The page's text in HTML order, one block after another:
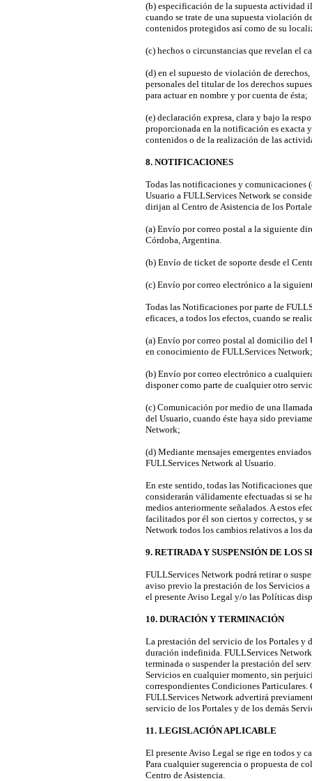
(b) especificación de la supuesta actividad
cuando se trate de una supuesta violación
contenidos protegidos así como de su
(c) hechos o circunstancias que revelan el
(d) en el supuesto de violación de
personales del titular de los derechos
para actuar en nombre y por cuenta de ésta;
(e) declaración expresa, clara y bajo la
proporcionada en la notificación es
contenidos o de la realización de las
8. NOTIFICACIONES
Todas las notificaciones y comunicaciones
Usuario a FULLServices Network se
dirijan al Centro de Asistencia de los
(a) Envío por correo postal a la siguiente
Córdoba, Argentina.
(b) Envío de ticket de soporte desde el
(c) Envío por correo electrónico a la
Todas las Notificaciones por parte de
eficaces, a todos los efectos, cuando se
(a) Envío por correo postal al domicilio del
en conocimiento de FULLServices Network;
(b) Envío por correo electrónico a
disponer como parte de cualquier otro
(c) Comunicación por medio de una
del Usuario, cuando éste haya sido
Network;
(d) Mediante mensajes emergentes
FULLServices Network al Usuario.
En este sentido, todas las Notificaciones
considerarán válidamente efectuadas si se
medios anteriormente señalados. A estos
facilitados por él son ciertos y correctos, y
Network todos los cambios relativos a los
9. RETIRADA Y SUSPENSIÓN DE LOS
FULLServices Network podrá retirar o
aviso previo la prestación de los Servicios
el presente Aviso Legal y/o las Políticas
10. DURACIÓN Y TERMINACIÓN
La prestación del servicio de los Portales y
duración indefinida. FULLServices
terminada o suspender la prestación del
Servicios en cualquier momento, sin
correspondientes Condiciones
FULLServices Network advertirá
servicio de los Portales y de los demás
11. LEGISLACIÓN APLICABLE
El presente Aviso Legal se rige en todos y
Para cualquier sugerencia o propuesta de
Centro de Asistencia.